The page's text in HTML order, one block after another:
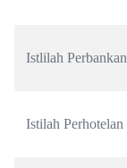
Istlilah Perbankan
Istilah Perhotelan